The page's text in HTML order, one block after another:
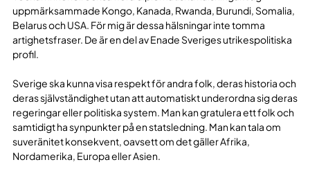
uppmärksammade Kongo, Kanada, Rwanda, Burundi, Somalia,
Belarus och USA. För mig är dessa hälsningar inte tomma
artighetsfraser. De är en del av Enade Sveriges utrikespolitiska
profil.
Sverige ska kunna visa respekt för andra folk, deras historia och
deras självständighet utan att automatiskt underordna sig deras
regeringar eller politiska system. Man kan gratulera ett folk och
samtidigt ha synpunkter på en statsledning. Man kan tala om
suveränitet konsekvent, oavsett om det gäller Afrika,
Nordamerika, Europa eller Asien.